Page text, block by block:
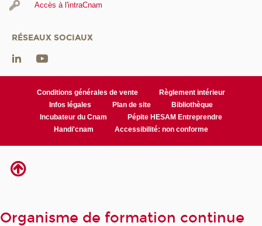
Accès à l'intraCnam
RÉSEAUX SOCIAUX
Conditions générales de vente
Règlement intérieur
Infos légales
Plan de site
Bibliothèque
Incubateur du Cnam
Pépite HESAM Entreprendre
Handi'cnam
Accessibilité: non conforme
Organisme de formation continue